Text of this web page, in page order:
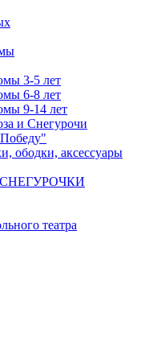
3-5 лет
6-8 лет
9-14 лет
и Снегурочи
ободки, аксессуары
театра